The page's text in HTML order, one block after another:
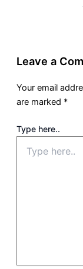
Leave a
Your email
are marked *
Type here..